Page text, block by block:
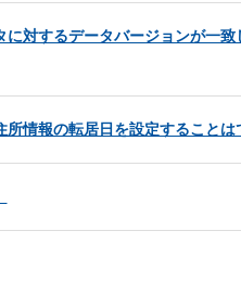
対するデータバージョンが一
情報の転居日を設定することは